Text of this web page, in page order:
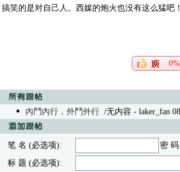
搞笑的是对自己人。西媒的炮火也没有这么猛吧！
內鬥內行，外鬥外行 /无内容 - laker_fan
笔 名 (必选项):
密
标 题 (必选项):